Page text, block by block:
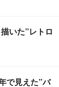
いた”レトロ
で見えた”バ